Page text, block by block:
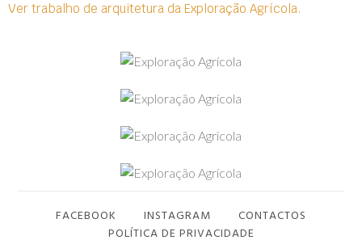
Ver trabalho de arquitetura da Exploração Agrícola.
FACEBOOK INSTAGRAM
CONTACTOS
POLÍTICA DE PRIVACIDADE